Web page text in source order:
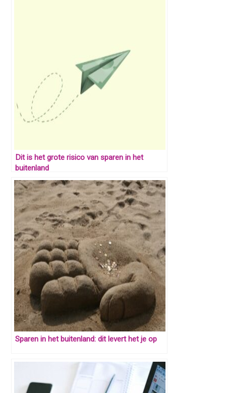
Dit is het grote risico van sparen in het
buitenland
Sparen in het buitenland: dit levert het je op